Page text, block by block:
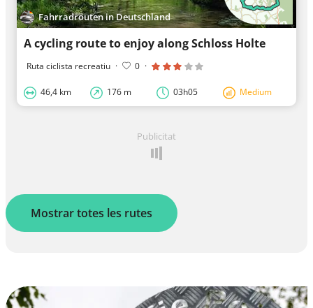
Fahrradrouten in Deutschland
A cycling route to enjoy along Schloss Holte
Ruta ciclista recreatiu · 0 ·
46,4 km 176 m 03h05 Medium
Publicitat
Mostrar totes les rutes